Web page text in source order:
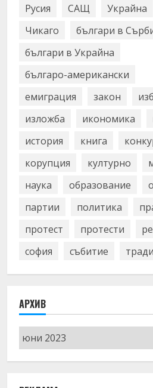
Русия
САЩ
Украйна
Чикаго
българи в
българи в Украйна
българо-американски
емиграция
закон
изложба
икономика
история
книга
корупция
културно
наука
образование
партии
политика
протест
протести
софия
събитие
АРХИВ
Архив